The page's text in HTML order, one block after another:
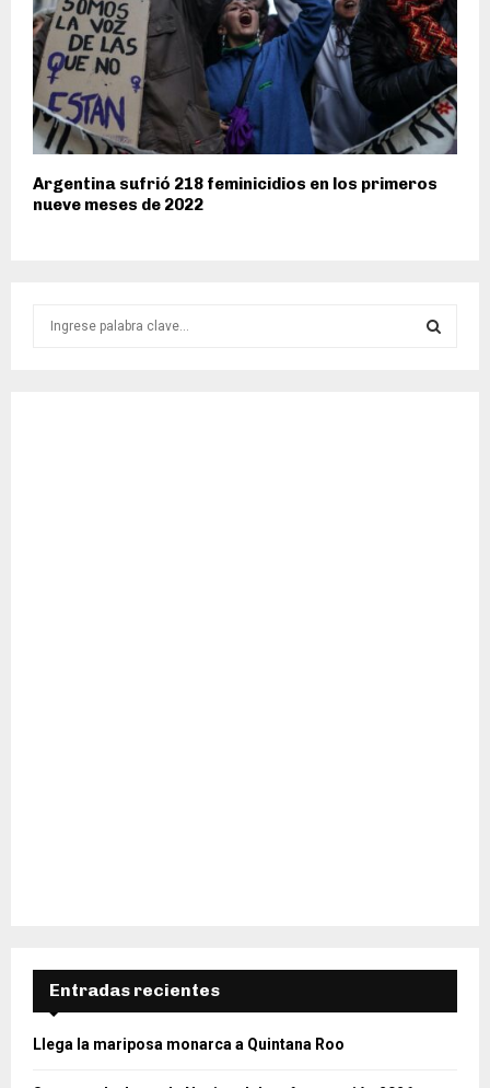
Argentina sufrió 218 feminicidios en los primeros
nueve meses de 2022
Entradas recientes
Llega la mariposa monarca a Quintana Roo